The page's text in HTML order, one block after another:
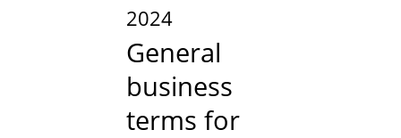
2024
General
business
terms for